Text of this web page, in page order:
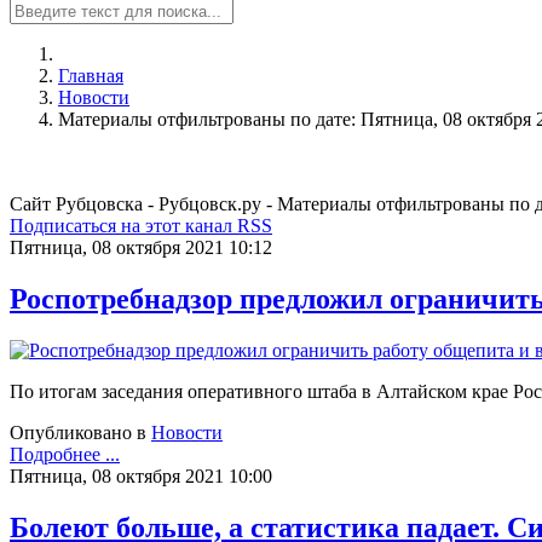
Главная
Новости
Материалы отфильтрованы по дате: Пятница, 08 октября
Сайт Рубцовска - Рубцовск.ру - Материалы отфильтрованы по
Подписаться на этот канал RSS
Пятница, 08 октября 2021 10:12
Роспотребнадзор предложил
По итогам заседания оперативного штаба в Алтайском крае
Опубликовано в Новости
Подробнее ...
Пятница, 08 октября 2021 10:00
Болеют больше, а статистика падает.